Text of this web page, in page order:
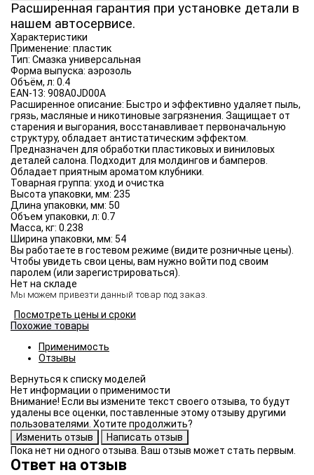
Расширенная гарантия при установке детали в
нашем автосервисе.
Характеристики
Применение: пластик
Тип: Смазка универсальная
Форма выпуска: аэрозоль
Объём, л: 0.4
EAN-13: 908A0JD00A
Расширенное описание: Быстро и эффективно удаляет пыль,
грязь, масляные и никотиновые загрязнения. Защищает от
старения и выгорания, восстанавливает первоначальную
структуру, обладает антистатическим эффектом.
Предназначен для обработки пластиковых и виниловых
деталей салона. Подходит для молдингов и бамперов.
Обладает приятным ароматом клубники.
Товарная группа: уход и очистка
Высота упаковки, мм: 235
Длина упаковки, мм: 50
Объем упаковки, л: 0.7
Масса, кг: 0.238
Ширина упаковки, мм: 54
Вы работаете в гостевом режиме (видите розничные цены).
Чтобы увидеть свои цены, вам нужно войти под своим
паролем (или зарегистрироваться).
Нет на складе
Мы можем привезти данный товар под заказ.
Посмотреть цены и сроки
Похожие товары
Применимость
Отзывы
Нет информации о применимости
Внимание! Если вы измените текст своего отзыва, то будут
удалены все оценки, поставленные этому отзыву другими
пользователями. Хотите продолжить?
Пока нет ни одного отзыва. Ваш отзыв может стать первым.
Ответ на отзыв